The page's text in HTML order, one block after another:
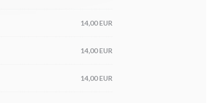
14,00 EUR
14,00 EUR
14,00 EUR